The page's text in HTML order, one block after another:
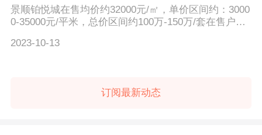
景顺铂悦城在售均价约32000元/㎡，单价区间约：3000
0-35000元/平米，总价区间约100万-150万/套在售户型
2023-10-13
订阅最新动态